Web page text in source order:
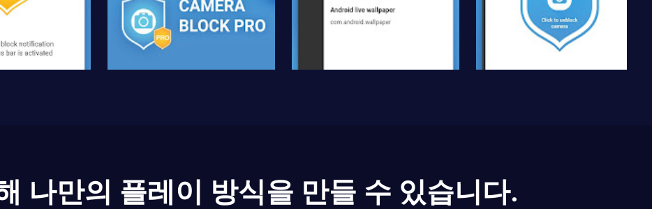
나만의 플레이 방식을 만들 수 있습니다.